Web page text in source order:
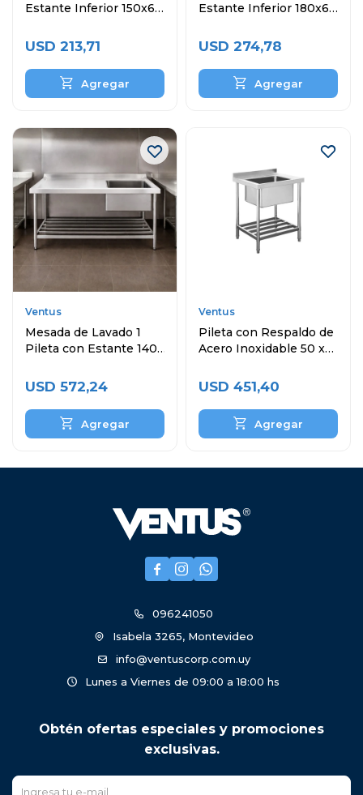
Estante Inferior 150x60
USD 213,71
Estante Inferior 180x60
USD 274,78
Ventus
Mesada de Lavado 1
Pileta con Estante 140
Inoxidable
USD 572,24
Ventus
Pileta con Respaldo de
Acero Inoxidable 50 x
USD 451,40
  
096241050
Isabela 3265, Montevideo
info@ventuscorp.com.uy
Lunes a Viernes de 09:00 a 18:00 hs
Obtén ofertas especiales y promociones
exclusivas.